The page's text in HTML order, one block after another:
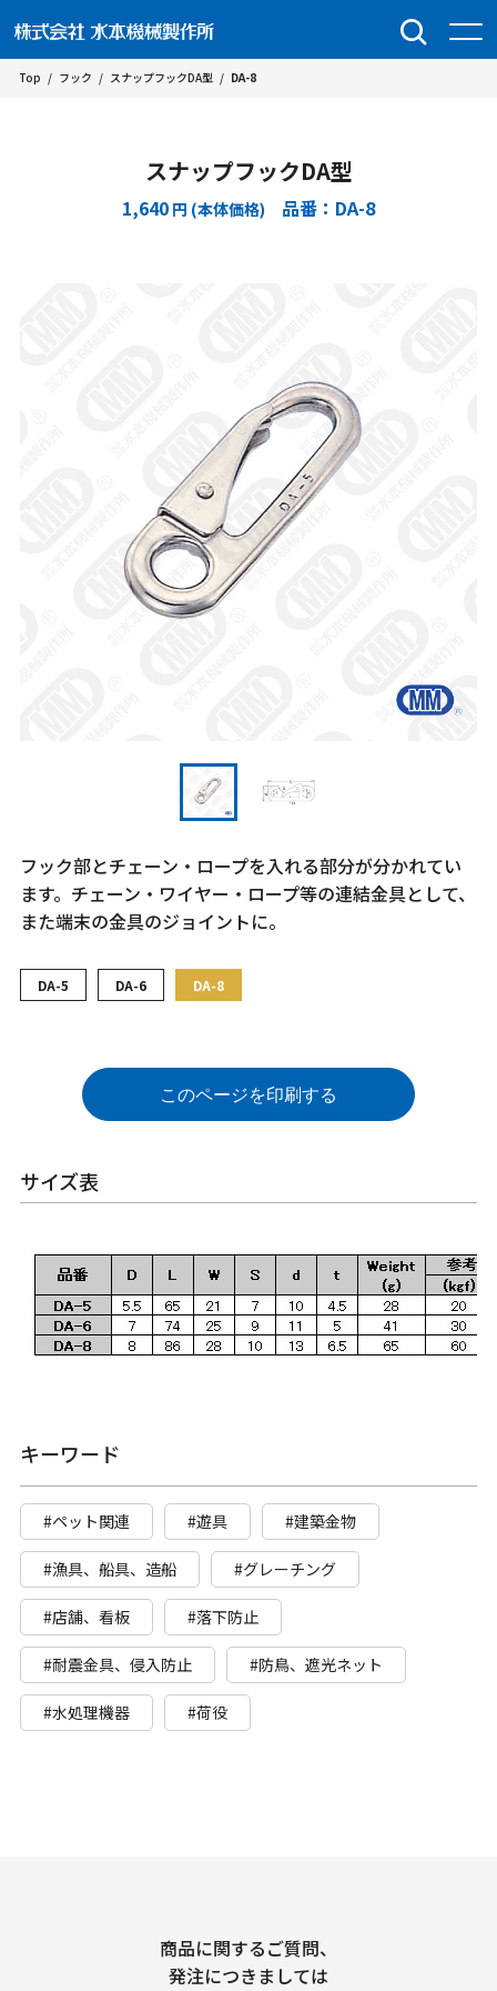
Top / フック / スナップフックDA型 / DA-8
スナップフックDA型
1,640 円 (本体価格) 品番：DA-8
フック部とチェーン・ロープを入れる部分が分かれてい
ます。チェーン・ワイヤー・ロープ等の連結金具として、
また端末の金具のジョイントに。
DA-5 DA-6 DA-8
このページを印刷する
サイズ表
キーワード
#ペット関連 #遊具 #建築金物
#漁具、船具、造船 #グレーチング
#店舗、看板 #落下防止
#耐震金具、侵入防止 #防鳥、遮光ネット
#水処理機器 #荷役
商品に関するご質問、
発注につきましては